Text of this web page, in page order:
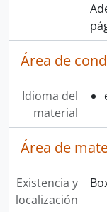
Área de
Idioma del
material
Área de
Existencia y
localización